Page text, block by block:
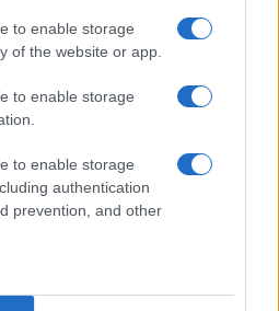
to enable storage
of the website or app.
to enable storage
to enable storage
authentication
prevention, and other